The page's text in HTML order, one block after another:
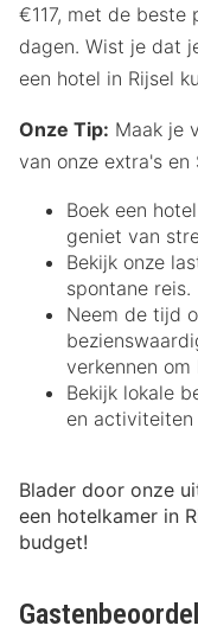
€117, met de beste
dagen. Wist je dat
een hotel in Rijsel
Onze Tip: Maak je
van onze extra's en
Boek een
geniet van
Bekijk onze
spontane reis.
Neem de tijd
verkennen
Bekijk lokale
en activiteiten
Blader door onze
een hotelkamer in
budget!